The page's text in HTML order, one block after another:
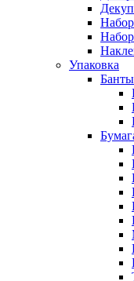
Упаковка
Банты